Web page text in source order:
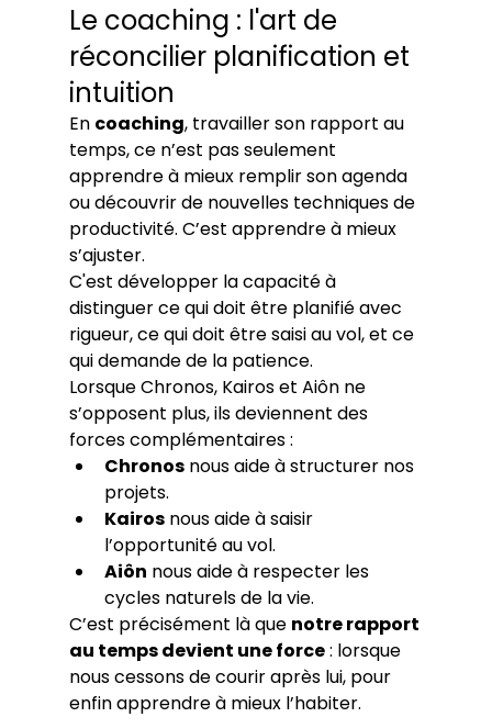
Le coaching : l'art de
réconcilier planification et
intuition
En coaching, travailler son rapport au
temps, ce n’est pas seulement
apprendre à mieux remplir son agenda
ou découvrir de nouvelles techniques de
productivité. C’est apprendre à mieux
s’ajuster.
C'est développer la capacité à
distinguer ce qui doit être planifié avec
rigueur, ce qui doit être saisi au vol, et ce
qui demande de la patience.
Lorsque Chronos, Kairos et Aiôn ne
s’opposent plus, ils deviennent des
forces complémentaires :
Chronos nous aide à structurer nos
projets.
Kairos nous aide à saisir
l’opportunité au vol.
Aiôn nous aide à respecter les
cycles naturels de la vie.
C’est précisément là que notre rapport
au temps devient une force : lorsque
nous cessons de courir après lui, pour
enfin apprendre à mieux l’habiter.